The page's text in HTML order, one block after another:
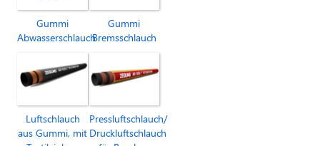
Gummi
Abwasserschlauch
Gummi
Bremsschlauch
Luftschlauch
aus Gummi, mit
Pressluftschlauch/
Druckluftschlauch